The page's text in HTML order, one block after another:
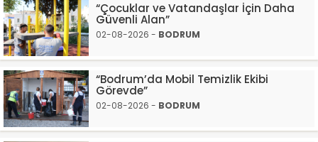
“Çocuklar ve Vatandaşlar İçin Daha
Güvenli Alan”
02-08-2026 - BODRUM
“Bodrum’da Mobil Temizlik Ekibi
Görevde”
02-08-2026 - BODRUM